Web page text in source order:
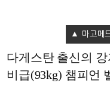
마고메
다게스탄 출신의 강
비급(93kg) 챔피언